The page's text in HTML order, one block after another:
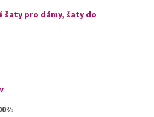
šaty pro dámy, šaty do